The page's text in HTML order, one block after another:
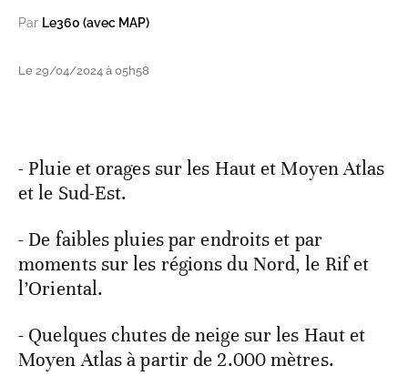
Par Le360 (avec MAP)
Le 29/04/2024 à 05h58
- Pluie et orages sur les Haut et Moyen Atlas
et le Sud-Est.
- De faibles pluies par endroits et par
moments sur les régions du Nord, le Rif et
l’Oriental.
- Quelques chutes de neige sur les Haut et
Moyen Atlas à partir de 2.000 mètres.